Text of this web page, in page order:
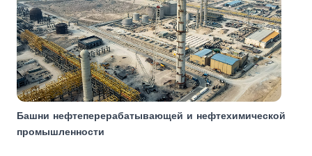
Башни нефтеперерабатывающей и нефтехимической
промышленности